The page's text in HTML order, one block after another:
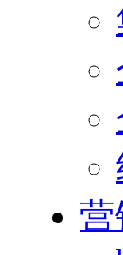
营